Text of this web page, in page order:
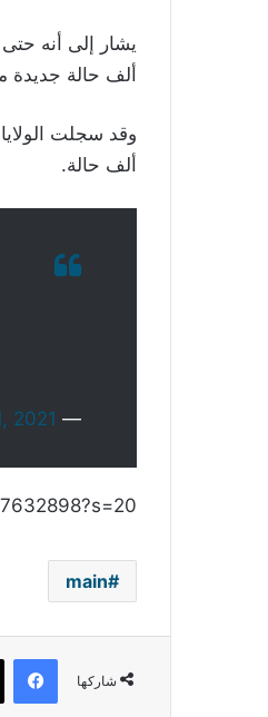
ألف حالة جديدة من كوفيد-19 يوميا – أو 11 حالة لكل 100
ألف حالة.
— Ricardo Quinto (@RicardoAQuinto)
2021
main
شاركها